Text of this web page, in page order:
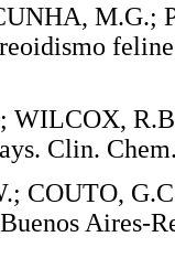
M.G.;
WILCOX,
Clin.
COUTO,
Aires-